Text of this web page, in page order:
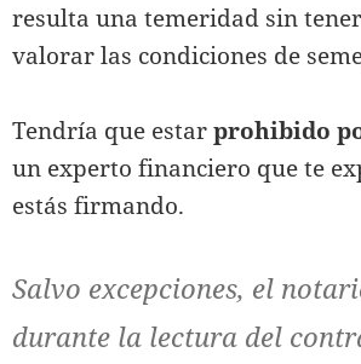
resulta una temeridad sin
valorar las condiciones de
Tendría que estarprohibido
un experto financiero que te
estás firmando.
Salvo excepciones, el
durante la lectura del